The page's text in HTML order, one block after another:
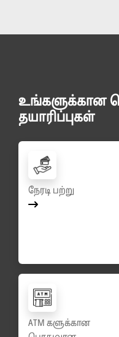
உங்களுக்கான
தயாரிப்புகள்
நேரடி பற்று
ATM களுக்கான